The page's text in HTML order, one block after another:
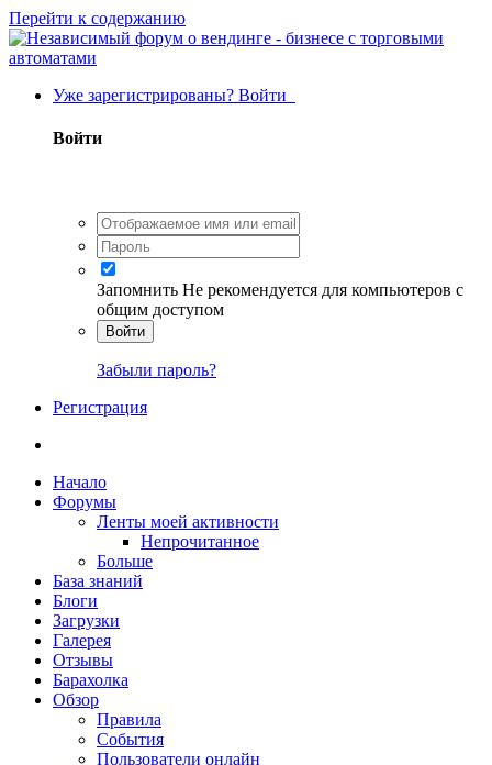
Перейти к содержанию
Уже зарегистрированы? Войти
Войти
Запомнить Не рекомендуется для компьютеров с
общим доступом
Войти
Забыли пароль?
Регистрация
Начало
Форумы
Ленты моей активности
Непрочитанное
Больше
База знаний
Блоги
Загрузки
Галерея
Отзывы
Барахолка
Обзор
Правила
События
Пользователи онлайн